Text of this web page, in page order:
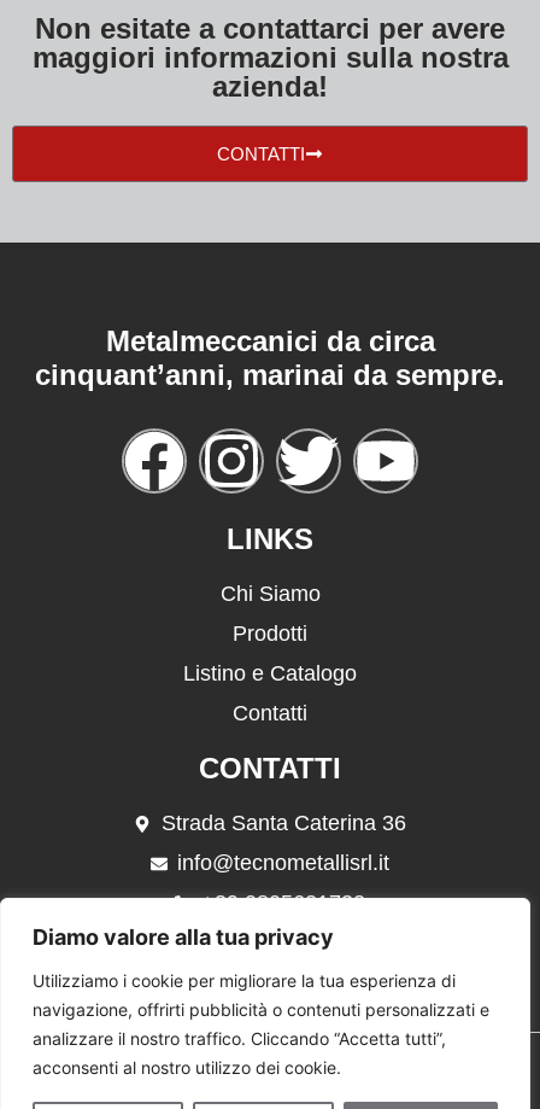
Diamo valore alla tua privacy
Utilizziamo i cookie per migliorare la tua esperienza di
navigazione, offrirti pubblicità o contenuti personalizzati e
analizzare il nostro traffico. Cliccando “Accetta tutti”,
acconsenti al nostro utilizzo dei cookie.
Non esitate a contattarci per avere
maggiori informazioni sulla nostra
azienda!
CONTATTI
Metalmeccanici da circa
cinquant’anni, marinai da sempre.
LINKS
Chi Siamo
Prodotti
Listino e Catalogo
Contatti
CONTATTI
Strada Santa Caterina 36
info@tecnometallisrl.it
+39 0805621732
+39 339 4368107
© 2024 TECNOMETALLI.